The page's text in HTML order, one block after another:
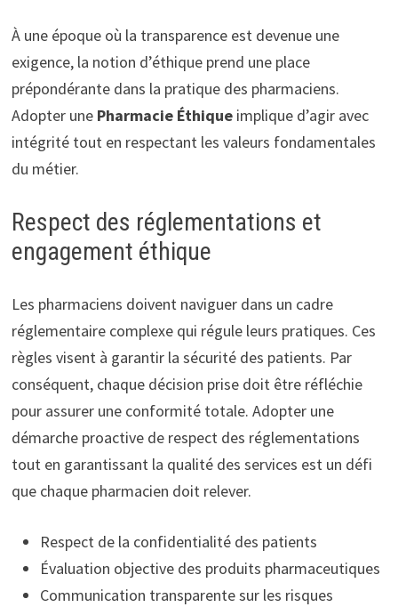
À une époque où la transparence est devenue une
exigence, la notion d’éthique prend une place
prépondérante dans la pratique des pharmaciens.
Adopter une Pharmacie Éthiqueimplique d’agir avec
intégrité tout en respectant les valeurs fondamentales
du métier.
Respect des réglementations et
engagement éthique
Les pharmaciens doivent naviguer dans un cadre
réglementaire complexe qui régule leurs pratiques. Ces
règles visent à garantir la sécurité des patients. Par
conséquent, chaque décision prise doit être réfléchie
pour assurer une conformité totale. Adopter une
démarche proactive de respect des réglementations
tout en garantissant la qualité des services est un défi
que chaque pharmacien doit relever.
Respect de la confidentialité des patients
Évaluation objective des produits pharmaceutiques
Communication transparente sur les risques